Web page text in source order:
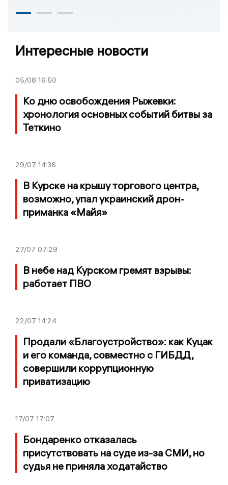
Интересные новости
05/08 16:50
Ко дню освобождения Рыжевки:
хронология основных событий битвы за
Теткино
29/07 14:36
В Курске на крышу торгового центра,
возможно, упал украинский дрон-
приманка «Майя»
27/07 07:29
В небе над Курском гремят взрывы:
работает ПВО
22/07 14:24
Продали «Благоустройство»: как Куцак
и его команда, совместно с ГИБДД,
совершили коррупционную
приватизацию
17/07 17:07
Бондаренко отказалась
присутствовать на суде из-за СМИ, но
судья не приняла ходатайство